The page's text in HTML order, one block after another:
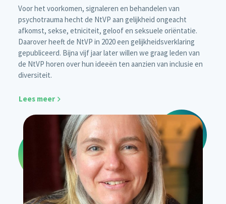
Voor het voorkomen, signaleren en behandelen van
psychotrauma hecht de NtVP aan gelijkheid ongeacht
afkomst, sekse, etniciteit, geloof en seksuele oriëntatie.
Daarover heeft de NtVP in 2020 een gelijkheidsverklaring
gepubliceerd. Bijna vijf jaar later willen we graag leden van
de NtVP horen over hun ideeën ten aanzien van inclusie en
diversiteit.
Lees meer